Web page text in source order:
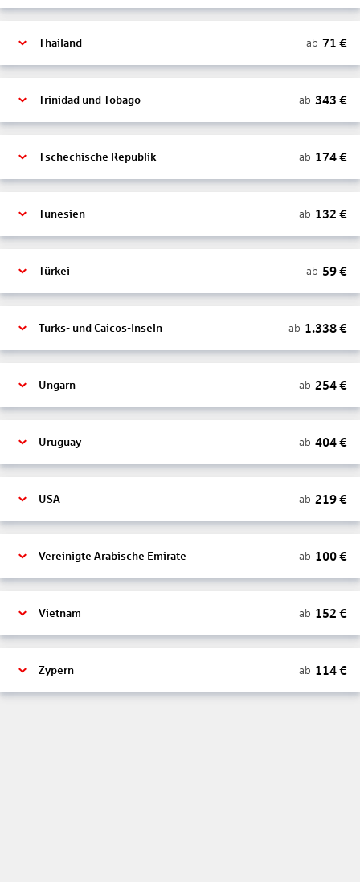
Thailand ab 71 €
Trinidad und Tobago ab 343 €
Tschechische Republik ab 174€
Tunesien ab 132 €
Türkei ab 59€
Turks- und Caicos-Inseln ab 1.338€
Ungarn ab 254€
Uruguay ab 404€
USA ab 219€
Vereinigte Arabische Emirate ab 100€
Vietnam ab 152 €
Zypern ab 114€